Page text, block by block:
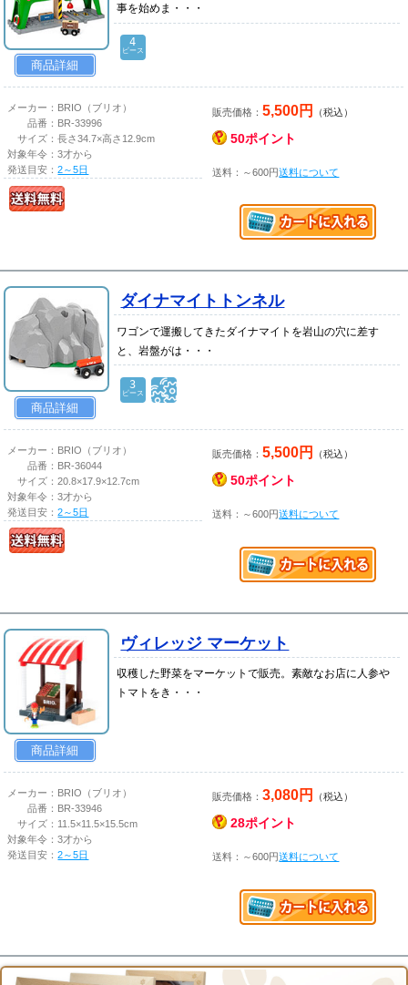
商品詳細
事を始めま・・・
4
ピース
メーカー： BRIO（ブリオ）
品番： BR-33996
サイズ：長さ34.7×高さ12.9cm
対象年令：3才から
発送目安：2～5日
販売価格：5,500円 （税込）
50ポイント
送料：～600円送料について
商品詳細
ダイナマイトトンネル
ワゴンで運搬してきたダイナマイトを岩山の穴に差す
と、岩盤がは・・・
3
ピース
メーカー： BRIO（ブリオ）
品番： BR-36044
サイズ：20.8×17.9×12.7cm
対象年令：3才から
発送目安：2～5日
販売価格：5,500円 （税込）
50ポイント
送料：～600円送料について
商品詳細
ヴィレッジ マーケット
収穫した野菜をマーケットで販売。素敵なお店に人参や
トマトをき・・・
メーカー： BRIO（ブリオ）
品番： BR-33946
サイズ： 11.5×11.5×15.5cm
対象年令：3才から
発送目安：2～5日
販売価格：3,080円 （税込）
28ポイント
送料：～600円送料について